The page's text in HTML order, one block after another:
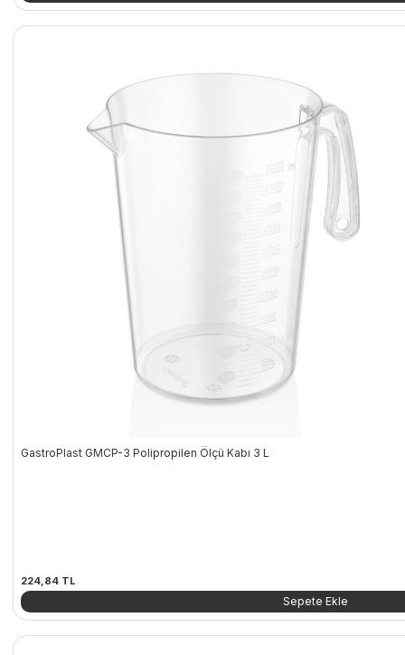
GastroPlast GMCP-3 Polipropilen Ölçü Kabı 3 L
224,84 TL
Sepete Ekle